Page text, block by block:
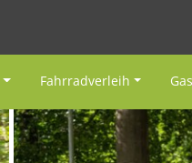
Fahrradverleih